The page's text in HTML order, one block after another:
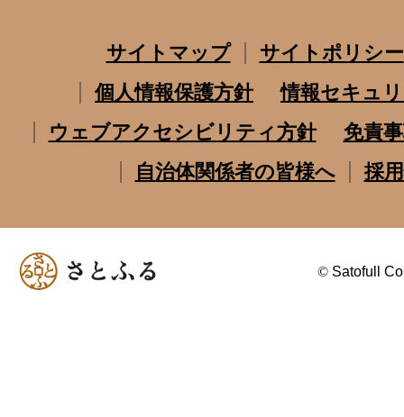
サイトマップ
サイトポリシー
個人情報保護方針
情報セキュ
ウェブアクセシビリティ方針
免責
自治体関係者の皆様へ
採
© Satofull